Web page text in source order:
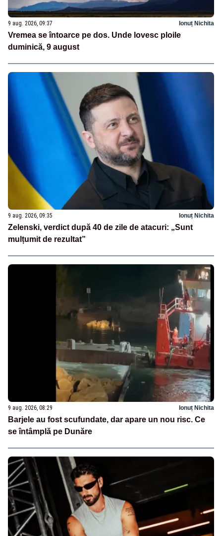
9 aug. 2026, 09:37 Ionuț Nichita
Vremea se întoarce pe dos. Unde lovesc ploile
duminică, 9 august
9 aug. 2026, 09:35 Ionuț Nichita
Zelenski, verdict după 40 de zile de atacuri: „Sunt
mulțumit de rezultat”
9 aug. 2026, 08:29 Ionuț Nichita
Barjele au fost scufundate, dar apare un nou risc. Ce
se întâmplă pe Dunăre